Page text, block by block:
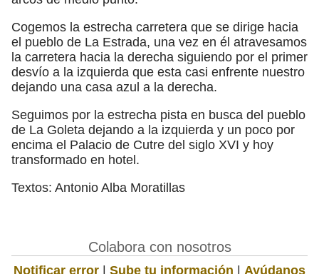
Cogemos la estrecha carretera que se dirige hacia
el pueblo de La Estrada, una vez en él atravesamos
la carretera hacia la derecha siguiendo por el primer
desvío a la izquierda que esta casi enfrente nuestro
dejando una casa azul a la derecha.
Seguimos por la estrecha pista en busca del pueblo
de La Goleta dejando a la izquierda y un poco por
encima el Palacio de Cutre del siglo XVI y hoy
transformado en hotel.
Textos: Antonio Alba Moratillas
Colabora con nosotros
Notificar error | Sube tu información | Ayúdanos